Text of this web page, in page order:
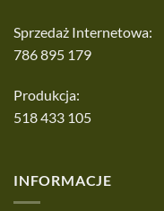
Sprzedaż Internetowa:
786 895 179
Produkcja:
518 433 105
INFORMACJE